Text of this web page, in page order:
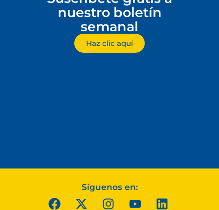
nuestro boletín
semanal
Haz clic aquí
Síguenos en: